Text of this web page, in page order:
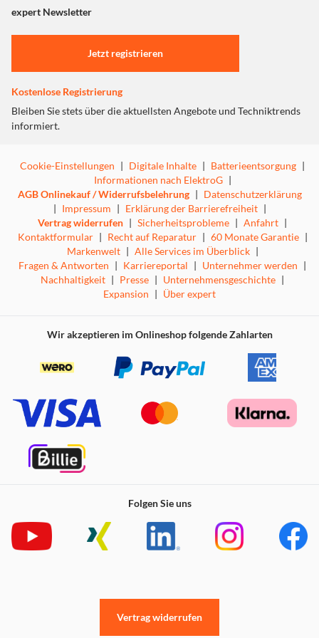
"Marketing".
Einstellungen anpassen
expert Newsletter
Jetzt registrieren
Kostenlose Registrierung
Bleiben Sie stets über die aktuellsten Angebote und Techniktrends
informiert.
Cookie-Einstellungen | Digitale Inhalte | Batterieentsorgung |
Informationen nach ElektroG |
AGB Onlinekauf / Widerrufsbelehrung | Datenschutzerklärung
| Impressum | Erklärung der Barrierefreiheit |
Vertrag widerrufen | Sicherheitsprobleme | Anfahrt |
Kontaktformular | Recht auf Reparatur | 60 Monate Garantie |
Markenwelt | Alle Services im Überblick |
Fragen & Antworten | Karriereportal | Unternehmer werden |
Nachhaltigkeit | Presse | Unternehmensgeschichte |
Expansion | Über expert
Wir akzeptieren im Onlineshop folgende Zahlarten
Folgen Sie uns
Vertrag widerrufen